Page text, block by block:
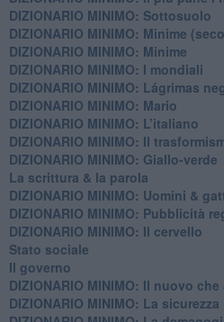
DIZIONARIO MINIMO: Sottosuolo
DIZIONARIO MINIMO: Minime
DIZIONARIO MINIMO: Minime
DIZIONARIO MINIMO: ​I mondiali
DIZIONARIO MINIMO: ​Lágrimas
DIZIONARIO MINIMO: Mario
DIZIONARIO MINIMO: L’italiano
DIZIONARIO MINIMO: Il
DIZIONARIO MINIMO: Giallo-verde
La scrittura & la parola
​DIZIONARIO MINIMO: Uomini &
DIZIONARIO MINIMO: ​Pubblicità
DIZIONARIO MINIMO: Il cervello
Stato sociale
Il governo
DIZIONARIO MINIMO: Il nuovo che
DIZIONARIO MINIMO: La sicurezza